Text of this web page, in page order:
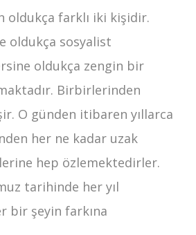
oldukça farklı iki kişidir.
oldukça sosyalist
oldukça zengin bir
Birbirlerinden
O günden itibaren yıllarca
her ne kadar uzak
hep özlemektedirler.
tarihinde her yıl
bir şeyin farkına